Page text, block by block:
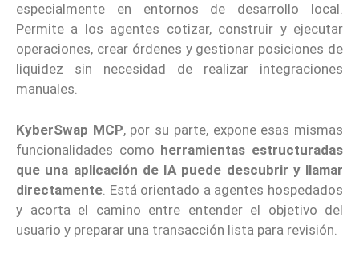
especialmente en entornos de desarrollo local.
Permite a los agentes cotizar, construir y ejecutar
operaciones, crear órdenes y gestionar posiciones de
liquidez sin necesidad de realizar integraciones
manuales.
KyberSwap MCP, por su parte, expone esas mismas
funcionalidades como herramientas estructuradas
que una aplicación de IA puede descubrir y llamar
directamente . Está orientado a agentes hospedados
y acorta el camino entre entender el objetivo del
usuario y preparar una transacción lista para revisión.